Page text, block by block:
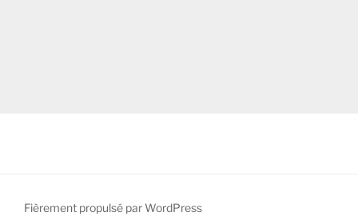
Fièrement propulsé par WordPress